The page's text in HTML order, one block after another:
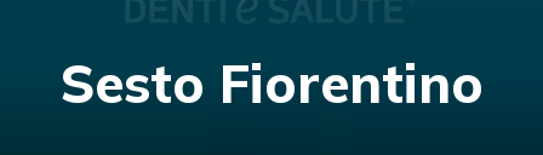
Sesto Fiorentino